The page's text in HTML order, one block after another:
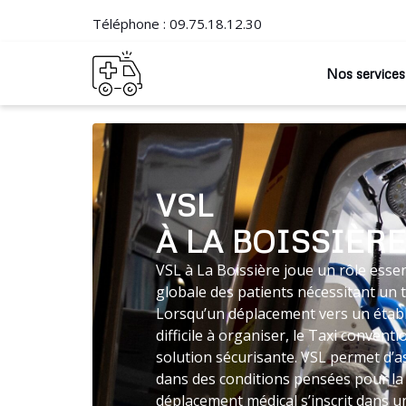
Téléphone : 09.75.18.12.30
Nos services
VSL
À LA BOISSIÈRE
VSL à La Boissière joue un rôle
globale des patients nécessitant un
Lorsqu’un déplacement vers un
difficile à organiser, le Taxi
solution sécurisante. VSL permet
dans des conditions pensées pour
déplacement médical s’inscrit dans